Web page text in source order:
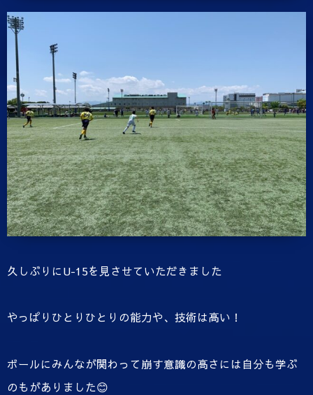
久しぶりにU-15を見させていただきました
やっぱりひとりひとりの能力や、技術は高い！
ボールにみんなが関わって崩す意識の高さには自分も学ぶ
のもがありました😊